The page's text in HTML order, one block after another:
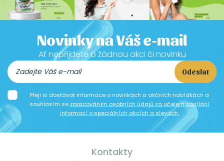
Novinky na Váš e-mail
Ať nepřijdete o žádnou akci či novinku
Odeslat
Přeji si dostávat informace o novinkách a akčních nabídkách a
souhlasím se zpracováním osobních údajů za účelem zasílání
informací o speciálních akcích a slevách.
Kontakty